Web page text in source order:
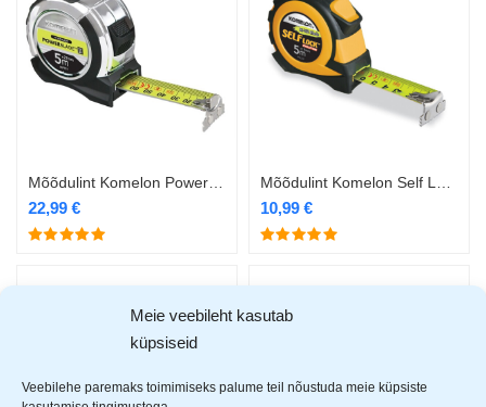
Meie veebileht kasutab
küpsiseid
Veebilehe paremaks toimimiseks palume teil nõustuda meie küpsiste
22,99 € 10,99 €